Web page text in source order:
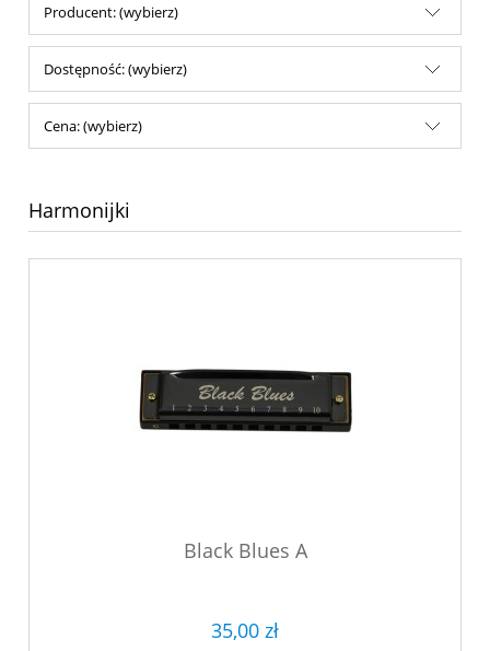
Producent: (wybierz)
Dostępność: (wybierz)
Cena: (wybierz)
Harmonijki
Black Blues A
35,00 zł